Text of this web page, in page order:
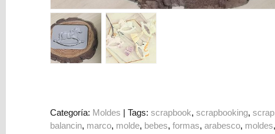
Liquidación
Scrapbooking
Resinas
Regalo
Categoría: Moldes |Tags:scrapbook scrapbooking scrap
balancin marco molde bebes formas arabesco moldes